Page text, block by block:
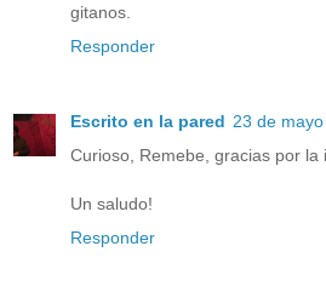
gitanos.
Responder
Escrito en la pared 23 de
Curioso, Remebe, gracias por la
Un saludo!
Responder